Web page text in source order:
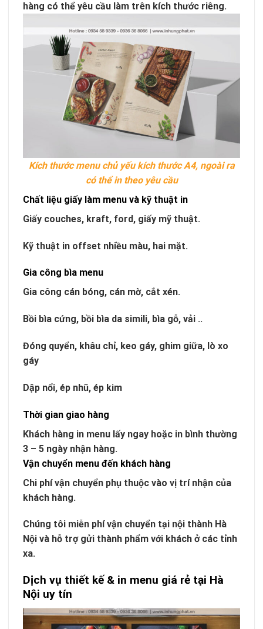
hàng có thể yêu cầu làm trên kích thước riêng.
Kích thước menu chủ yếu kích thước A4, ngoài ra
có thể in theo yêu cầu
Chất liệu giấy làm menu và kỹ thuật in
Giấy couches, kraft, ford, giấy mỹ thuật.
Kỹ thuật in offset nhiều màu, hai mặt.
Gia công bìa menu
Gia công cán bóng, cán mờ, cắt xén.
Bồi bìa cứng, bồi bìa da simili, bìa gỗ, vải ..
Đóng quyển, khâu chỉ, keo gáy, ghim giữa, lò xo
gáy
Dập nổi, ép nhũ, ép kim
Thời gian giao hàng
Khách hàng in menu lấy ngay hoặc in bình thường
3 – 5 ngày nhận hàng.
Vận chuyển menu đến khách hàng
Chi phí vận chuyển phụ thuộc vào vị trí nhận của
khách hàng.
Chúng tôi miễn phí vận chuyển tại nội thành Hà
Nội và hỗ trợ gửi thành phẩm với khách ở các tỉnh
xa.
Dịch vụ thiết kế & in menu giá rẻ tại Hà
Nội uy tín